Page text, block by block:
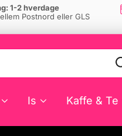
1-2 hverdage
Postnord eller GLS
Is Kaffe & Te